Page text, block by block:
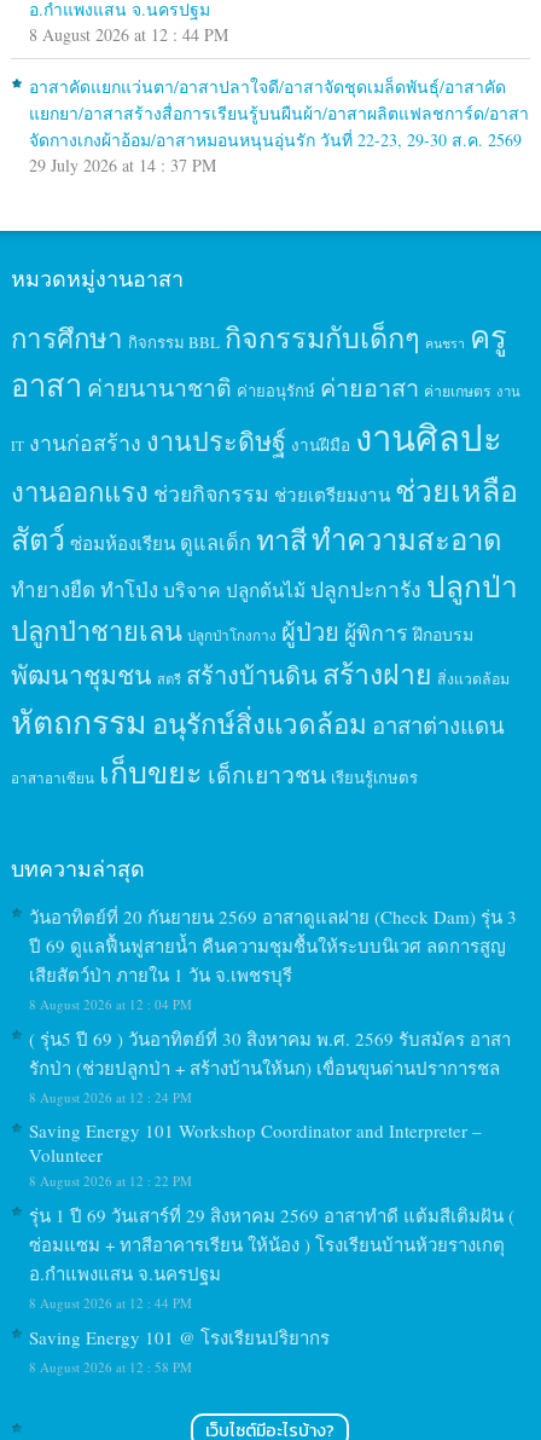
อ.กำแพงแสน จ.นครปฐม
8 August 2026 at 12 : 44 PM
อาสาคัดแยกแว่นตา/อาสาปลาใจดี/อาสาจัดชุดเมล็ดพันธุ์/อาสาคัด
แยกยา/อาสาสร้างสื่อการเรียนรู้บนผืนผ้า/อาสาผลิตแฟลชการ์ด/อาสา
จัดกางเกงผ้าอ้อม/อาสาหมอนหนุนอุ่นรัก วันที่ 22-23, 29-30 ส.ค. 2569
29 July 2026 at 14 : 37 PM
หมวดหมู่งานอาสา
การศึกษา กิจกรรม BBL กิจกรรมกับเด็กๆ คนชรา ครู
อาสา ค่ายนานาชาติ ค่ายอนุรักษ์ ค่ายอาสา ค่ายเกษตร งาน
IT งานก่อสร้าง งานประดิษฐ์ งานฝีมือ งานศิลปะ
งานออกแรง ช่วยกิจกรรม ช่วยเตรียมงาน ช่วยเหลือ
สัตว์ ซ่อมห้องเรียน ดูแลเด็ก ทาสีทำความสะอาด
ทำยางยืด ทำโป่ง บริจาค ปลูกต้นไม้ ปลูกปะการัง ปลูกป่า
ปลูกป่าชายเลน ปลูกป่าโกงกาง ผู้ป่วย ผู้พิการ ฝึกอบรม
พัฒนาชุมชน สตรี สร้างบ้านดินสร้างฝาย สิ่งแวดล้อม
หัตถกรรม อนุรักษ์สิ่งแวดล้อม อาสาต่างแดน
อาสาอาเซียน เก็บขยะ เด็กเยาวชน เรียนรู้เกษตร
บทความล่าสุด
วันอาทิตย์ที่ 20 กันยายน 2569 อาสาดูแลฝาย (Check Dam) รุ่น 3
ปี 69 ดูแลฟื้นฟูสายน้ำ คืนความชุมชื้นให้ระบบนิเวศ ลดการสูญ
เสียสัตว์ป่า ภายใน 1 วัน จ.เพชรบุรี
8 August 2026 at 12 : 04 PM
( รุ่น5 ปี 69 ) วันอาทิตย์ที่ 30 สิงหาคม พ.ศ. 2569 รับสมัคร อาสา
รักป่า (ช่วยปลูกป่า + สร้างบ้านให้นก) เขื่อนขุนด่านปราการชล
8 August 2026 at 12 : 24 PM
Saving Energy 101 Workshop Coordinator and Interpreter –
Volunteer
8 August 2026 at 12 : 22 PM
รุ่น 1 ปี 69 วันเสาร์ที่ 29 สิงหาคม 2569 อาสาทำดี แต้มสีเติมฝัน (
ซ่อมแซม + ทาสีอาคารเรียน ให้น้อง ) โรงเรียนบ้านห้วยรางเกตุ
อ.กำแพงแสน จ.นครปฐม
8 August 2026 at 12 : 44 PM
Saving Energy 101 @ โรงเรียนปริยากร
8 August 2026 at 12 : 58 PM
เว็บไซต์มีอะไรบ้าง?